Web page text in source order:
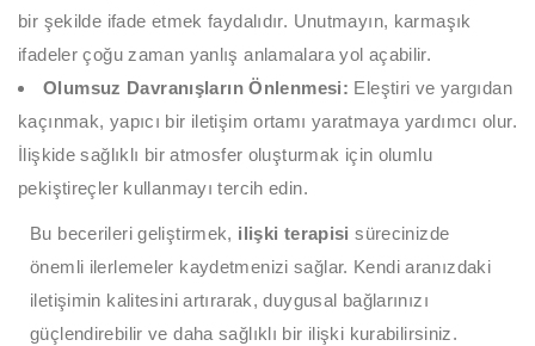
bir şekilde ifade etmek faydalıdır. Unutmayın, karmaşık
ifadeler çoğu zaman yanlış anlamalara yol açabilir.
Olumsuz Davranışların Önlenmesi: Eleştiri ve yargıdan
kaçınmak, yapıcı bir iletişim ortamı yaratmaya yardımcı olur.
İlişkide sağlıklı bir atmosfer oluşturmak için olumlu
pekiştireçler kullanmayı tercih edin.
Bu becerileri geliştirmek, ilişki terapisi sürecinizde
önemli ilerlemeler kaydetmenizi sağlar. Kendi aranızdaki
iletişimin kalitesini artırarak, duygusal bağlarınızı
güçlendirebilir ve daha sağlıklı bir ilişki kurabilirsiniz.